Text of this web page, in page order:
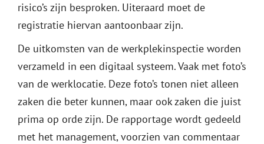
risico’s zijn besproken. Uiteraard moet de
registratie hiervan aantoonbaar zijn.
De uitkomsten van de werkplekinspectie worden
verzameld in een digitaal systeem. Vaak met foto’s
van de werklocatie. Deze foto’s tonen niet alleen
zaken die beter kunnen, maar ook zaken die juist
prima op orde zijn. De rapportage wordt gedeeld
met het management, voorzien van commentaar